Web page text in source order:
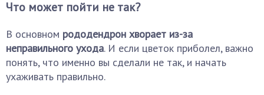
Что может пойти не так?
В основном рододендрон хворает из-за
неправильного ухода. И если цветок приболел, важно
понять, что именно вы сделали не так, и начать
ухаживать правильно.